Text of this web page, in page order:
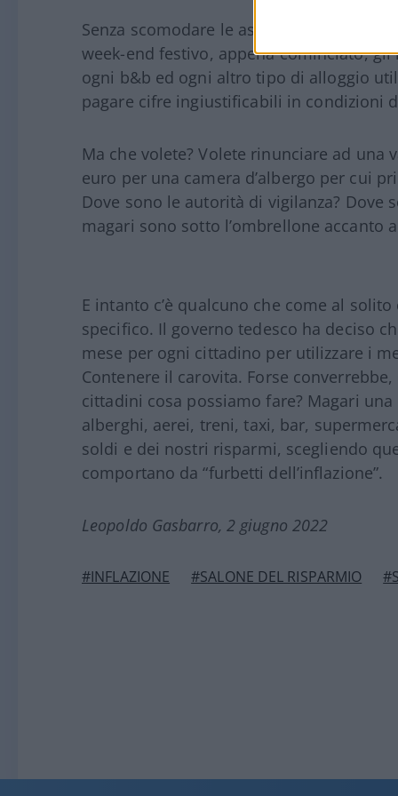
Senza scomodare le assurde tariffe del
week-end festivo, appena cominciato,
ogni b&b ed ogni altro tipo di alloggio
pagare cifre ingiustificabili in condizioni
Ma che volete? Volete rinunciare ad una
euro per una camera d’albergo per cui
Dove sono le autorità di vigilanza?
magari sono sotto l’ombrellone accanto
E intanto c’è qualcuno che come al
specifico. Il governo tedesco ha deciso
mese per ogni cittadino per utilizzare i
Contenere il carovita. Forse
cittadini cosa possiamo fare? Magari
alberghi, aerei, treni, taxi, bar,
soldi e dei nostri risparmi, scegliendo
comportano da “furbetti dell’inflazione”.
Leopoldo Gasbarro, 2 giugno 2022
#INFLAZIONE #SALONE DEL RISPARMIO